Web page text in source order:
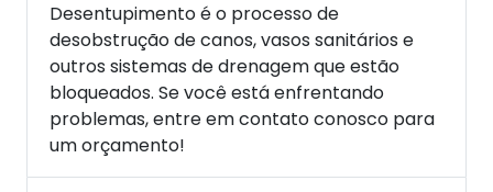
Desentupimento é o processo de
desobstrução de canos, vasos sanitários e
outros sistemas de drenagem que estão
bloqueados. Se você está enfrentando
problemas, entre em contato conosco para
um orçamento!